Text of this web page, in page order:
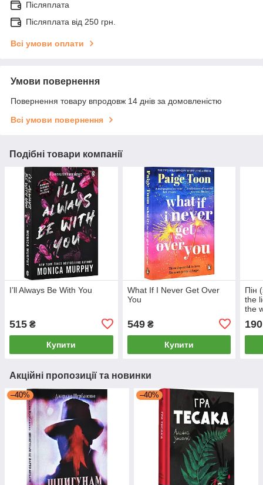
Післяплата
Післяплата від 250 грн.
Всі умови оплати
Умови повернення
Повернення товару впродовж 14 днів за домовленістю
Всі умови повернення
Подібні товари компанії
I’ll Always Be With You
515 ₴
Купити
What If I Never Get Over
You
549₴
Купити
Пін
the
the
190
Акційні пропозиції та новинки
–40% –40%